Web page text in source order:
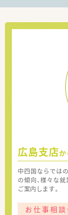
広島支店か
中四国ならでは
の傾向、様々な
ご案内します。
お仕事相談